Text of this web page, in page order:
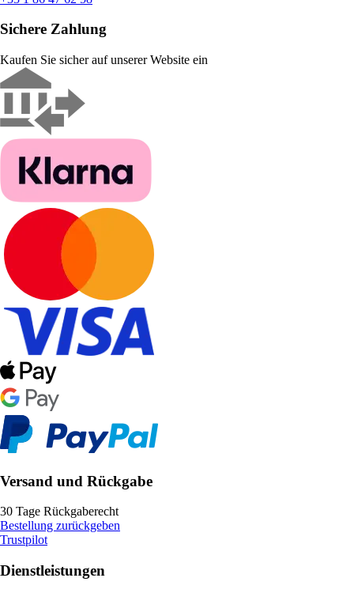
Sichere Zahlung
Kaufen Sie sicher auf unserer Website ein
Versand und Rückgabe
30 Tage Rückgaberecht
Bestellung zurückgeben
Trustpilot
Dienstleistungen